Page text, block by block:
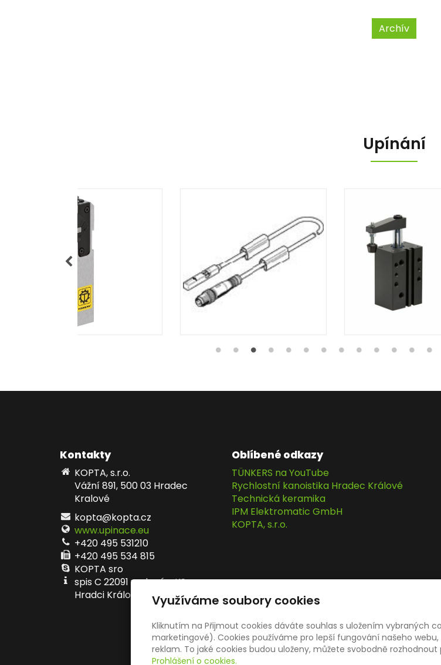
Archív
Upínání
Kontakty
KOPTA, s.r.o.
Vážní 891, 500 03 Hradec
Kralové
kopta@kopta.cz
www.upinace.eu
+420 495 531210
+420 495 534 815
KOPTA sro
spis C 22091 vedený u KS v
Hradci Králové
Oblíbené odkazy
TÜNKERS na YouTube
Rychlostní kanoistika Hradec Králové
Technická keramika
IPM Elektromatic GmbH
KOPTA, s.r.o.
Využíváme soubory cookies
Kliknutím na Přijmout cookies dáváte souhlas s uložením vybraných
marketingové). Cookies používáme pro lepší fungování našeho
reklam. To jaké cookies budou uloženy, můžete svobodně
Prohlášení o cookies.